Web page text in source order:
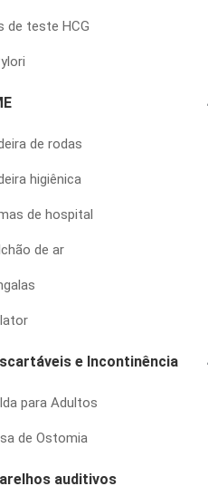
de teste HCG
de rodas
higiênica
de hospital
de ar
e Incontinência
para Adultos
de Ostomia
auditivos